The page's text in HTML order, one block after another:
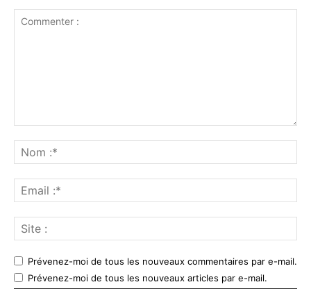
Prévenez-moi de tous les nouveaux commentaires par e-mail.
Prévenez-moi de tous les nouveaux articles par e-mail.